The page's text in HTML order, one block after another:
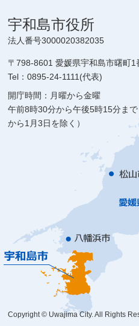
宇和島市役所
法人番号3000020382035
〒798-8601 愛媛県宇和島市曙町1
Tel：0895-24-1111(代表)
開庁時間：月曜から金曜
午前8時30分から午後5時15分ま
から1月3日を除く）
Copyright © Uwajima City. All Rights